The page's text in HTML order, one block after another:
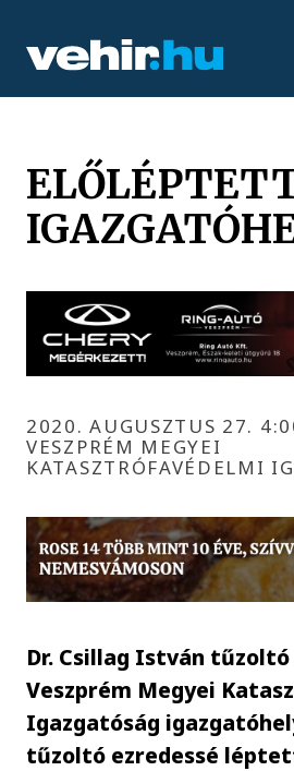
2020. AUGUSZTUS 27.
VESZPRÉM MEGYEI
KATASZTRÓFAVÉDELMI
Dr. Csillag István
Veszprém Megyei
Igazgatóság
tűzoltó ezredessé